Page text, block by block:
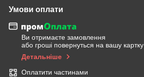
Умови оплати
Ви отримаєте замовлення
або гроші повернуться на вашу картку
Детальніше
Оплатити частинами